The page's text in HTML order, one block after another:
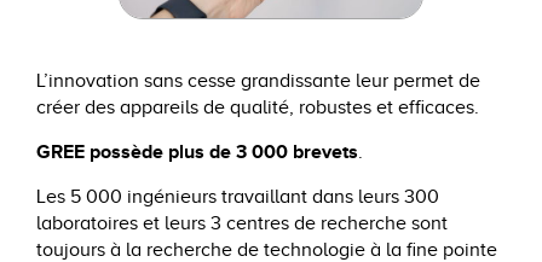
L’innovation sans cesse grandissante leur permet de
créer des appareils de qualité, robustes et efficaces.
GREE possède plus de 3 000 brevets.
Les 5 000 ingénieurs travaillant dans leurs 300
laboratoires et leurs 3 centres de recherche sont
toujours à la recherche de technologie à la fine pointe